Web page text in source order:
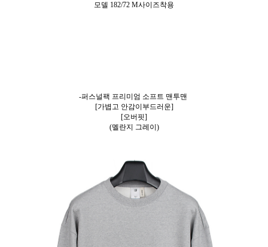
모델 182/72 M사이즈착용
-퍼스널팩 프리미엄 소프트 맨투맨
[가볍고 안감이부드러운]
[오버핏]
(멜란지 그레이)